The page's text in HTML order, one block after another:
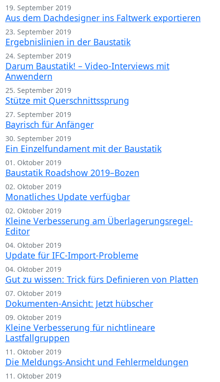
19. September 2019
Aus dem Dachdesigner ins Faltwerk exportieren
23. September 2019
Ergebnislinien in der Baustatik
24. September 2019
Darum Baustatik! – Video-Interviews mit
Anwendern
25. September 2019
Stütze mit Querschnittssprung
27. September 2019
Bayrisch für Anfänger
30. September 2019
Ein Einzelfundament mit der Baustatik
01. Oktober 2019
Baustatik Roadshow 2019–Bozen
02. Oktober 2019
Monatliches Update verfügbar
02. Oktober 2019
Kleine Verbesserung am Überlagerungsregel-
Editor
04. Oktober 2019
Update für IFC-Import-Probleme
04. Oktober 2019
Gut zu wissen: Trick fürs Definieren von Platten
07. Oktober 2019
Dokumenten-Ansicht: Jetzt hübscher
09. Oktober 2019
Kleine Verbesserung für nichtlineare
Lastfallgruppen
11. Oktober 2019
Die Meldungs-Ansicht und Fehlermeldungen
11. Oktober 2019